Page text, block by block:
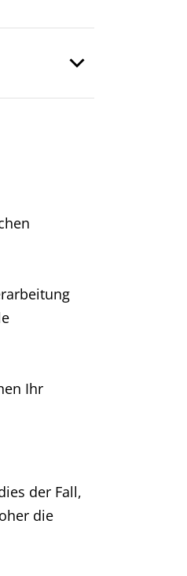
Ihr
der Fall,
die